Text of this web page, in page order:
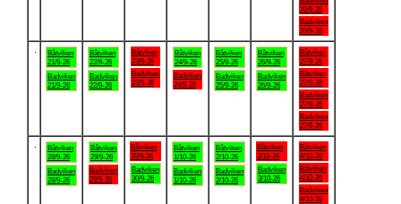
20/9-26
Badviken
20/9-26
Båtviken
21/9-26
Badviken
21/9-26
Båtviken
22/9-26
Badviken
22/9-26
Båtviken
23/9-26
Badviken
23/9-26
Båtviken
24/9-26
Badviken
24/9-26
Båtviken
25/9-26
Badviken
25/9-26
Båtviken
26/9-26
Badviken
26/9-26
Båtviken
27/9-26
Båtviken
27/9-26
Badviken
27/9-26
Badviken
27/9-26
Båtviken
28/9-26
Badviken
28/9-26
Båtviken
29/9-26
Badviken
29/9-26
Båtviken
30/9-26
Badviken
30/9-26
Båtviken
1/10-26
Badviken
1/10-26
Båtviken
2/10-26
Badviken
2/10-26
Båtviken
3/10-26
Badviken
3/10-26
Båtviken
4/10-26
Båtviken
4/10-26
Badviken
4/10-26